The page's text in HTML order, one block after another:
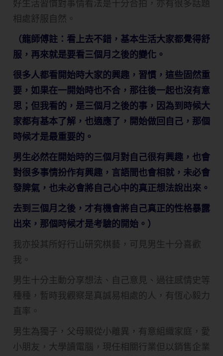
好生活習慣對事情看法是十分合拍，亦有很多話題
相處舒服自然。
（龍師傅註：看上去不錯，基本生活大家都覺得舒
服，再來就是要看三個月之後的變化。
很多人都看開始時大家的興趣，習慣，這些固然重
要，如果在一開始時也不合，那往後一起也沒有意
思；但我看的，是三個月之後的事，因為到時候大
家都有基本了解，也適應了，開始做回自己，那個
時候才是最重要的。
男生必然在開始時的三個月對自己很有興趣，也會
對很多事情扮作有興趣，言語間也會相就，未必會
發脾氣，也未必會將自己心中的真正想法說出來。
去到三個月之後，才有機會將自己真正的性格暴露
出來，那個時候才是考驗的開始。）
我亦投其所好行山研究棋藝，可見男生十分喜歡
我。
男生十分主動分享想法、自己意見、過往感情史等
種種，暫時我觀察是真誠易相處的人，有恆心毅力
直率。
男生為獨子，父母親從小離異，有意組織家庭，愛
小朋友，大學讀電腦，現任相關行業但以銷售企業